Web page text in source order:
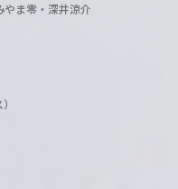
ま零・深井涼介